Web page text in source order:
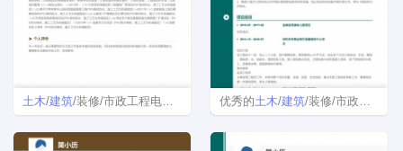
土木/建筑/装修/市政工程电子简历模板 优秀的土木/建筑/装修/市政工程完整免费简历模板样本